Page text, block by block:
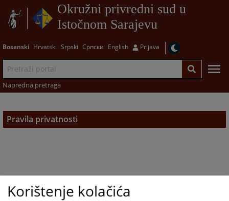
Okružni privredni sud u
Istočnom Sarajevu
Bosanski Hrvatski Srpski Српски English Prijava
Napredna pretraga
Pravila privatnosti
Korištenje kolačića